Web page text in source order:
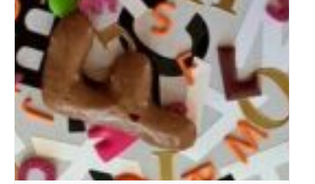
Bildquelle_ Pixabay Free_Christoph Meinersmann